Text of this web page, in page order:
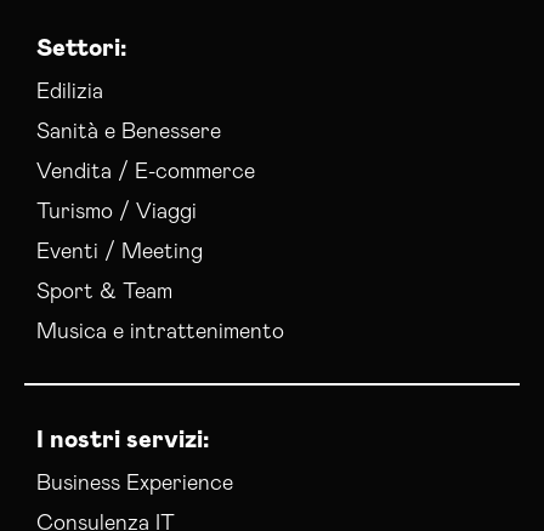
Settori:
Edilizia
Sanità e Benessere
Vendita / E-commerce
Turismo / Viaggi
Eventi / Meeting
Sport & Team
Musica e intrattenimento
I nostri servizi:
Business Experience
Consulenza IT